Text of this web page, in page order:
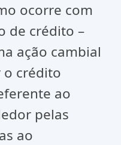
ocorre com
de crédito –
ação cambial
o crédito
ao
pelas
ao